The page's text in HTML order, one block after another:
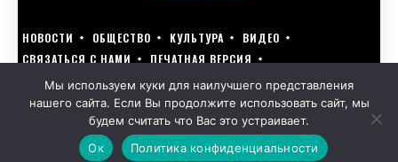
НОВОСТИ ОБЩЕСТВО КУЛЬТУРА
ВИДЕО
СВЯЗАТЬСЯ С НАМИ
ПЕЧАТНАЯ ВЕРСИЯ
ГОЛОСУЙ ЗА БЛАГОУСТРОЙСТВО СВОЕГО ГОРОДА 15–17 МАРТА
GOLOS-NAZRANI.RU ВСЕ ПРАВА ЗАЩИЩЕНЫ | РАЗРАБОТАНО KARTOEV.RU
ПОЛИТИКА ОБРАБОТКИ ПЕРСОНАЛЬНЫХ ДАННЫХ
Мы используем куки для наилучшего представления
нашего сайта. Если Вы продолжите использовать сайт, мы
будем считать что Вас это устраивает.
Ок
Политика конфиденциальности